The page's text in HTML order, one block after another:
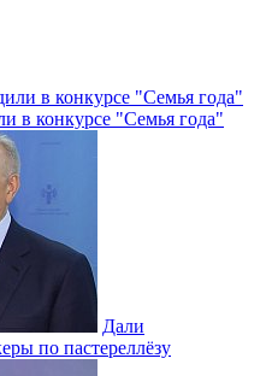
в конкурсе "Семья года"
Дали
по пастереллёзу